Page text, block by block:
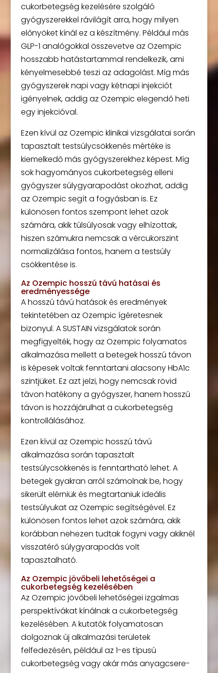
cukorbetegség kezelésére szolgáló
gyógyszerekkel rávilágít arra, hogy milyen
előnyöket kínál ez a készítmény. Például más
GLP-1 analógokkal összevetve az Ozempic
hosszabb hatástartammal rendelkezik, ami
kényelmesebbé teszi az adagolást. Míg más
gyógyszerek napi vagy kétnapi injekciót
igényelnek, addig az Ozempic elegendő heti
egy injekcióval.
Ezen kívül az Ozempic klinikai vizsgálatai során
tapasztalt testsúlycsökkenés mértéke is
kiemelkedő más gyógyszerekhez képest. Míg
sok hagyományos cukorbetegség elleni
gyógyszer súlygyarapodást okozhat, addig
az Ozempic segít a fogyásban is. Ez
különösen fontos szempont lehet azok
számára, akik túlsúlyosak vagy elhízottak,
hiszen számukra nemcsak a vércukorszint
normalizálása fontos, hanem a testsúly
csökkentése is.
Az Ozempic hosszú távú hatásai és
eredményessége
A hosszú távú hatások és eredmények
tekintetében az Ozempic ígéretesnek
bizonyul. A SUSTAIN vizsgálatok során
megfigyelték, hogy az Ozempic folyamatos
alkalmazása mellett a betegek hosszú távon
is képesek voltak fenntartani alacsony HbA1c
szintjüket. Ez azt jelzi, hogy nemcsak rövid
távon hatékony a gyógyszer, hanem hosszú
távon is hozzájárulhat a cukorbetegség
kontrollálásához.
Ezen kívül az Ozempic hosszú távú
alkalmazása során tapasztalt
testsúlycsökkenés is fenntartható lehet. A
betegek gyakran arról számolnak be, hogy
sikerült elérniük és megtartaniuk ideális
testsúlyukat az Ozempic segítségével. Ez
különösen fontos lehet azok számára, akik
korábban nehezen tudtak fogyni vagy akiknél
visszatérő súlygyarapodás volt
tapasztalható.
Az Ozempic jövőbeli lehetőségei a
cukorbetegség kezelésében
Az Ozempic jövőbeli lehetőségei izgalmas
perspektívákat kínálnak a cukorbetegség
kezelésében. A kutatók folyamatosan
dolgoznak új alkalmazási területek
felfedezésén, például az 1-es típusú
cukorbetegség vagy akár más anyagcsere-